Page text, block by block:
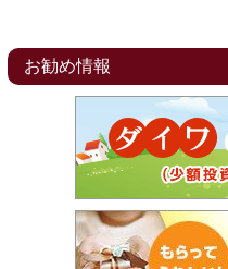
お勧め情報